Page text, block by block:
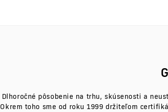
Dlhoročné pôsobenie na trhu, skúsenosti a
Okrem toho sme od roku 1999 držiteľom